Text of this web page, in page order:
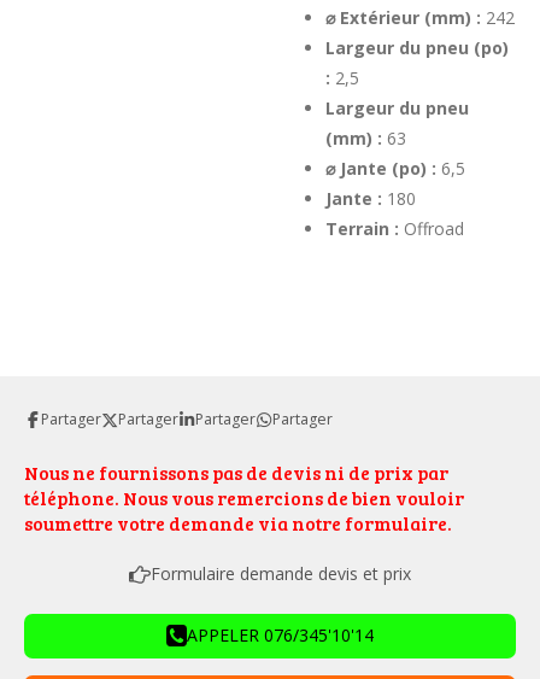
⌀ Extérieur (mm) : 242
Largeur du pneu (po)
: 2,5
Largeur du pneu
(mm) : 63
⌀ Jante (po) : 6,5
Jante : 180
Terrain : Offroad
Partager Partager Partager Partager
Nous ne fournissons pas de devis ni de prix par
téléphone. Nous vous remercions de bien vouloir
soumettre votre demande via notre formulaire.
Formulaire demande devis et prix
APPELER 076/345'10'14